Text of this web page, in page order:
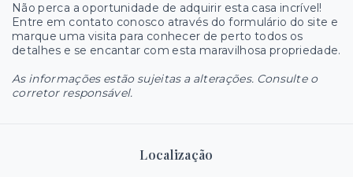
Não perca a oportunidade de adquirir esta casa incrível!
Entre em contato conosco através do formulário do site e
marque uma visita para conhecer de perto todos os
detalhes e se encantar com esta maravilhosa propriedade.
As informações estão sujeitas a alterações. Consulte o
corretor responsável.
Localização